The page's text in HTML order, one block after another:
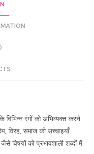
रंगों को अभिव्यक्त करने
विरह, समाज की सच्चाइयाँ,
विषयों को प्रभावशाली शब्दों में